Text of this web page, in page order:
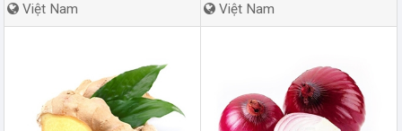
Việt Nam Việt Nam